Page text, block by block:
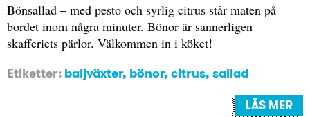
Bönsallad – med pesto och syrlig citrus står maten på
bordet inom några minuter. Bönor är sannerligen
skafferiets pärlor. Välkommen in i köket!
Etiketter: baljväxter, bönor, citrus, sallad
LÄS MER